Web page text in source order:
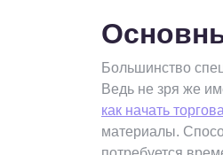
Большинство
Ведь не зря же
как начать
материалы.